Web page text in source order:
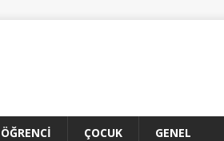
ÖĞRENCI ÇOCUK GENEL